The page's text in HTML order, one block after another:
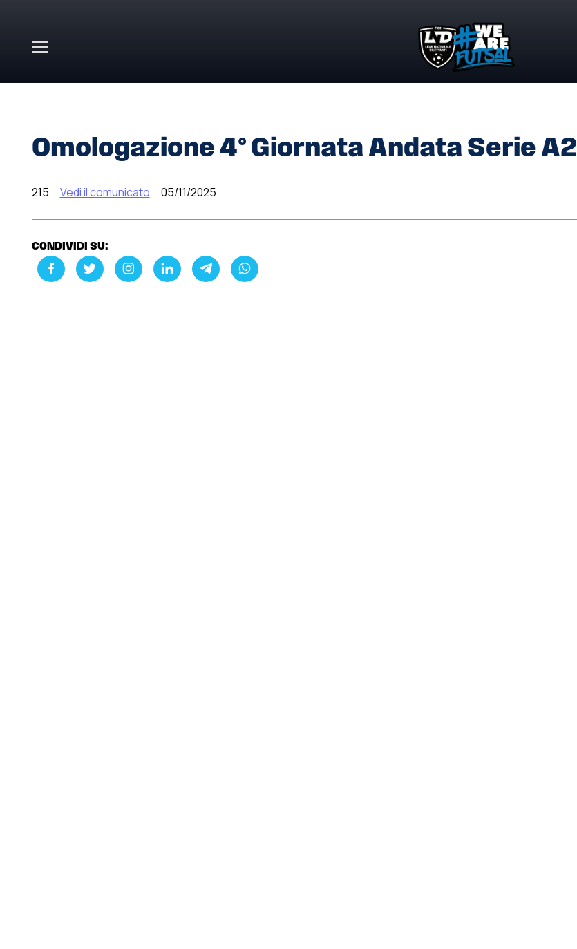
Omologazione 4° Giornata Andata Serie A2
215 Vedi il comunicato 05/11/2025
CONDIVIDI SU: